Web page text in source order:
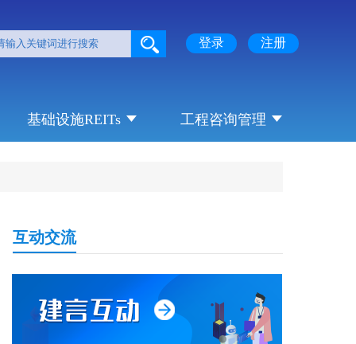
登录 注册
基础设施REITs 工程咨询管理
互动交流